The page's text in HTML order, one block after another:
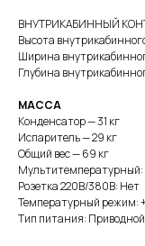
ВНУТРИКАБИННЫЙ
Высота
Ширина
Глубина
МАССА
Конденсатор — 31 кг
Испаритель — 29 кг
Общий вес — 69 кг
Розетка 220В/380В: Нет
Температурный режим:
Тип питания: Приводной